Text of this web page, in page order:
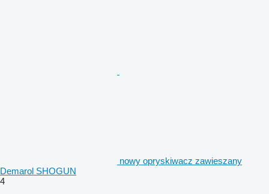
nowy opryskiwacz zawieszany
Demarol SHOGUN
4